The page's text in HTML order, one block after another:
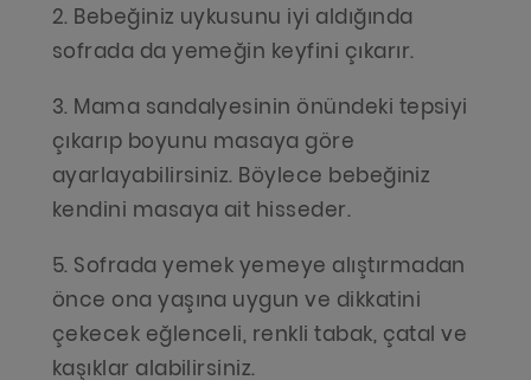
2. Bebeğiniz uykusunu iyi aldığında
sofrada da yemeğin keyfini çıkarır.
3. Mama sandalyesinin önündeki tepsiyi
çıkarıp boyunu masaya göre
ayarlayabilirsiniz. Böylece bebeğiniz
kendini masaya ait hisseder.
5. Sofrada yemek yemeye alıştırmadan
önce ona yaşına uygun ve dikkatini
çekecek eğlenceli, renkli tabak, çatal ve
kaşıklar alabilirsiniz.